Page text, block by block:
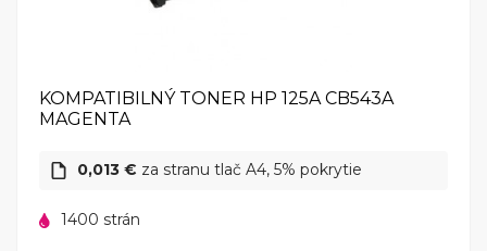
KOMPATIBILNÝ TONER HP 125A CB543A
MAGENTA
0,013 € za stranu tlač A4, 5% pokrytie
1400 strán